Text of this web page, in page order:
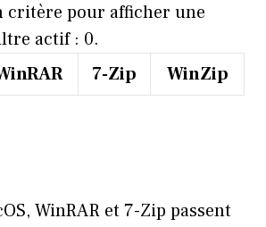
critère pour afficher une
actif : 0.
7-Zip WinZip
WinRAR et 7-Zip passent